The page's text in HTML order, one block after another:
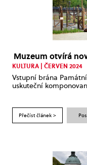
Muzeum otvírá
KULTURA | ČERVEN 2024
Vstupní brána
uskuteční
Přečíst článek >